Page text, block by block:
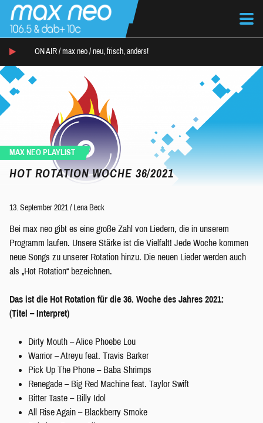
ON AIR / max neo / neu, frisch, anders!
MAX NEO PLAYLIST
HOT ROTATION WOCHE 36/2021
13. September 2021 / Lena Beck
Bei max neo gibt es eine große Zahl von Liedern, die in unserem
Programm laufen. Unsere Stärke ist die Vielfalt! Jede Woche kommen
neue Songs zu unserer Rotation hinzu. Die neuen Lieder werden auch
als „Hot Rotation“ bezeichnen.
Das ist die Hot Rotation für die 36. Woche des Jahres 2021:
(Titel – Interpret)
Dirty Mouth – Alice Phoebe Lou
Warrior – Atreyu feat. Travis Barker
Pick Up The Phone – Baba Shrimps
Renegade – Big Red Machine feat. Taylor Swift
Bitter Taste – Billy Idol
All Rise Again – Blackberry Smoke